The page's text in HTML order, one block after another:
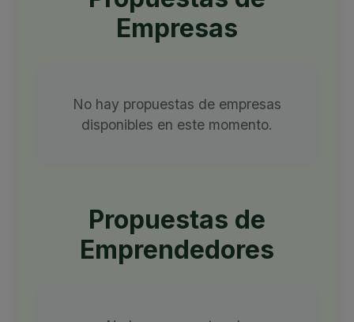
Empresas
No hay propuestas de empresas
disponibles en este momento.
Propuestas de
Emprendedores